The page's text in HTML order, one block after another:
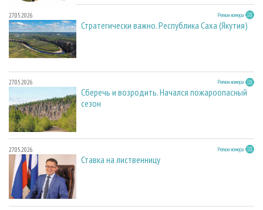
27.05.2026 Регион номера
Стратегически важно. Республика Саха (Якутия)
27.05.2026 Регион номера
Сберечь и возродить. Начался пожароопасный
сезон
27.05.2026 Регион номера
Ставка на лиственницу